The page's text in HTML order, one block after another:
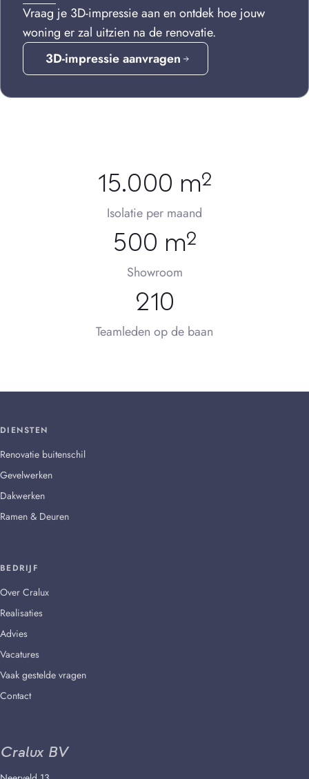
Vraag je 3D-impressie aan en ontdek hoe jouw
woning er zal uitzien na de renovatie.
3D-impressie aanvragen
15.000 m²
Isolatie per maand
500 m²
Showroom
210
Teamleden op de baan
DIENSTEN
Renovatie buitenschil
Gevelwerken
Dakwerken
Ramen & Deuren
BEDRIJF
Over Cralux
Realisaties
Advies
Vacatures
Vaak gestelde vragen
Contact
Cralux BV